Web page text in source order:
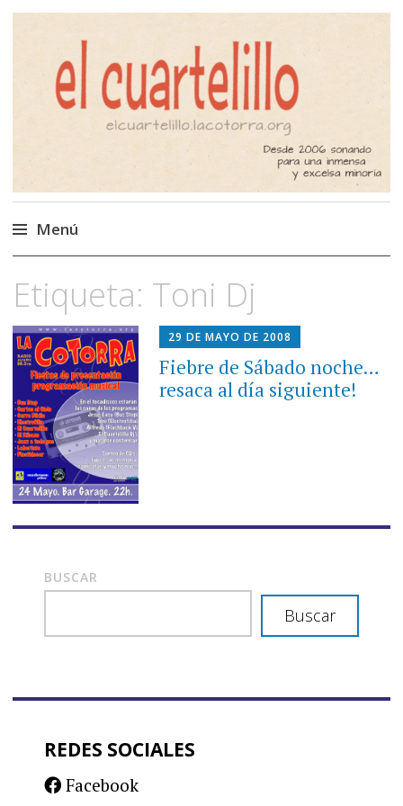
El Cuartelillo
Programa de radio de música
independiente. Podcast
Menú
al
contenido
Etiqueta: Toni Dj
29 DE MAYO DE 2008
Fiebre de Sábado noche…
resaca al día siguiente!
BUSCAR
Buscar
REDES SOCIALES
Facebook